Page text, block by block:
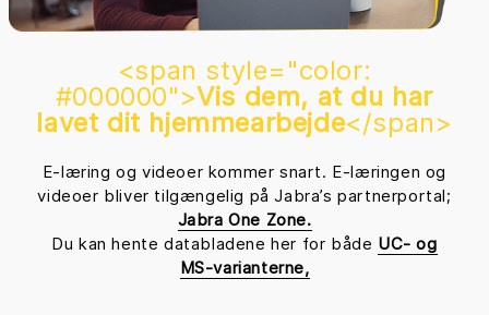
<span style="color:
#000000">Vis dem, at du har
lavet dit hjemmearbejde</span>
E-læring og videoer kommer snart. E-læringen og
videoer bliver tilgængelig på Jabra’s partnerportal;
Jabra One Zone.
Du kan hente databladene her for både UC- og
MS-varianterne,